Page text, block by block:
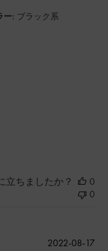
ー: ブラック系
立ちましたか？
0
0
公
2022-08-17